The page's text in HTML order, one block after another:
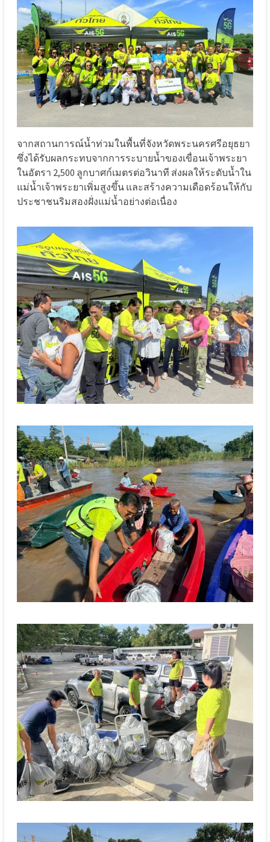
จากสถานการณ์น้ำท่วมในพื้นที่จังหวัดพระนครศรีอยุธยา
ซึ่งได้รับผลกระทบจากการระบายน้ำของเขื่อนเจ้าพระยา
ในอัตรา 2,500 ลูกบาศก์เมตรต่อวินาที ส่งผลให้ระดับน้ำใน
แม่น้ำเจ้าพระยาเพิ่มสูงขึ้น และสร้างความเดือดร้อนให้กับ
ประชาชนริมสองฝั่งแม่น้ำอย่างต่อเนื่อง